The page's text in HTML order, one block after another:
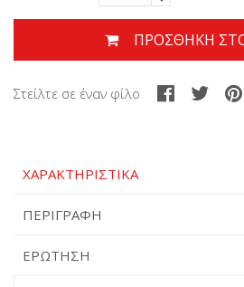
ΠΡΟΣΘΉΚΗ
Στείλτε σε έναν φίλο
ΧΑΡΑΚΤΗΡΙΣΤΙΚΆ
ΠΕΡΙΓΡΑΦΉ
ΕΡΏΤΗΣΗ